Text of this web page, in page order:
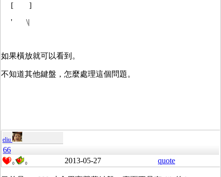
[ ]
' \|
如果橫放就可以看到。
不知道其他鍵盤，怎麼處理這個問題。
eliu
66
0 0 2013-05-27 quote